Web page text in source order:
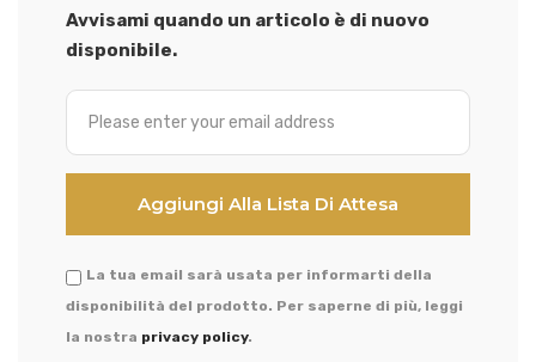
Avvisami quando un articolo è di nuovo
disponibile.
La tua email sarà usata per informarti della
disponibilità del prodotto. Per saperne di più, leggi
la nostra privacy policy.